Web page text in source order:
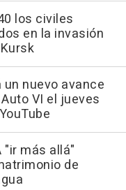
los civiles
en la invasión
nuevo avance
VI el jueves
"ir más allá"
de